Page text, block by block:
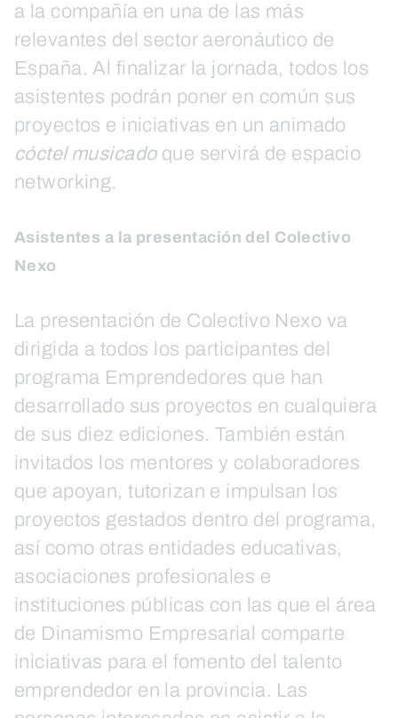
a la compañía en una de las más
relevantes del sector aeronáutico de
España. Al finalizar la jornada, todos los
asistentes podrán poner en común sus
proyectos e iniciativas en un animado
cóctel musicado que servirá de espacio
networking.
Asistentes a la presentación del Colectivo
Nexo
La presentación de Colectivo Nexo va
dirigida a todos los participantes del
programa Emprendedores que han
desarrollado sus proyectos en cualquiera
de sus diez ediciones. También están
invitados los mentores y colaboradores
que apoyan, tutorizan e impulsan los
proyectos gestados dentro del programa,
así como otras entidades educativas,
asociaciones profesionales e
instituciones públicas con las que el área
de Dinamismo Empresarial comparte
iniciativas para el fomento del talento
emprendedor en la provincia. Las